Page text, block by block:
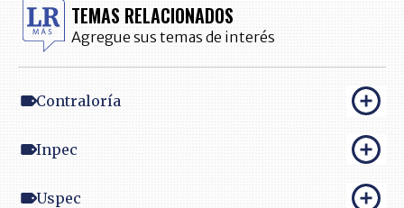
TEMAS RELACIONADOS
Agregue sus temas de interés
Contraloría
Inpec
Uspec